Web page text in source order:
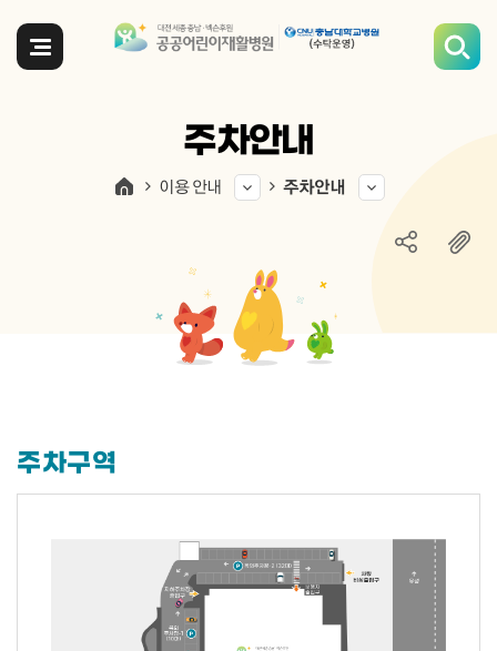
전체메뉴
주차안내
이용 안내 주차안내
주차구역